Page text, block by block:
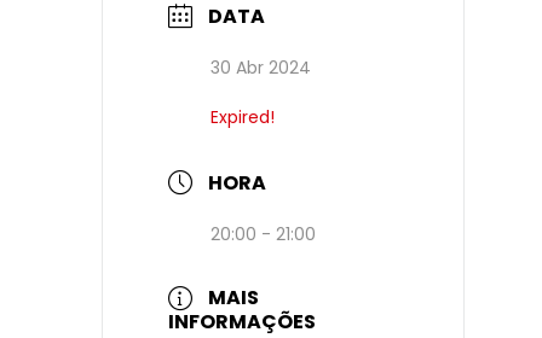
DATA
30 Abr 2024
Expired!
HORA
20:00 - 21:00
MAIS
INFORMAÇÕES